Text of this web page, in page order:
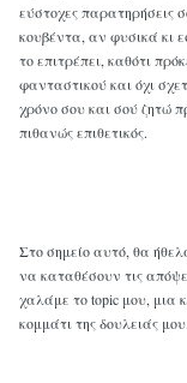
εύστοχες παρατηρήσεις
κουβέντα, αν φυσικά κι
το επιτρέπει, καθότι
φανταστικού και όχι
χρόνο σου και σού ζητώ
πιθανώς επιθετικός.
Στο σημείο αυτό, θα
να καταθέσουν τις
χαλάμε το topic μου, μια
κομμάτι της δουλειάς μου.